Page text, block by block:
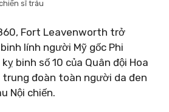
sĩ trâu
Fort Leavenworth trở
lính người Mỹ gốc Phi
binh số 10 của Quân đội Hoa
đoàn toàn người da đen
Nội chiến.